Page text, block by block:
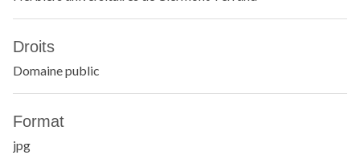
Droits
Domaine public
Format
jpg